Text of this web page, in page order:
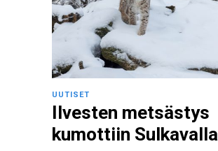
UUTISET
Ilvesten metsästys
kumottiin Sulkavalla